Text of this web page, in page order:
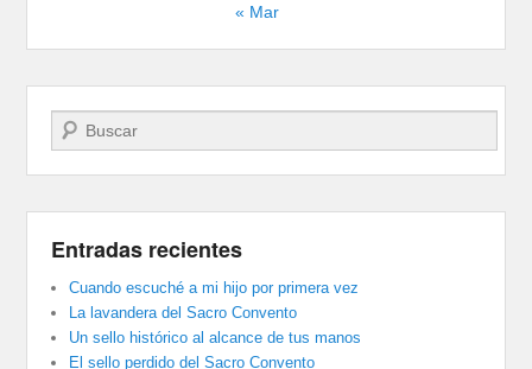
« Mar
Buscar
Entradas recientes
Cuando escuché a mi hijo por primera vez
La lavandera del Sacro Convento
Un sello histórico al alcance de tus manos
El sello perdido del Sacro Convento